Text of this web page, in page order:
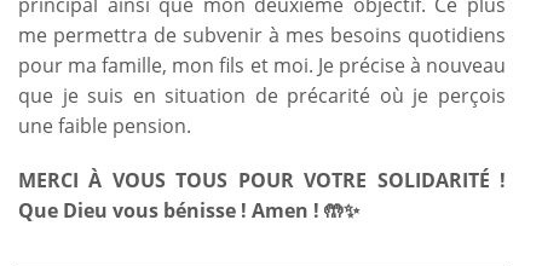
me permettra de subvenir à mes besoins quotidiens
pour ma famille, mon fils et moi. Je précise à nouveau
que je suis en situation de précarité où je perçois
une faible pension.
MERCI À VOUS TOUS POUR VOTRE SOLIDARITÉ !
Que Dieu vous bénisse ! Amen ! 🤲✨